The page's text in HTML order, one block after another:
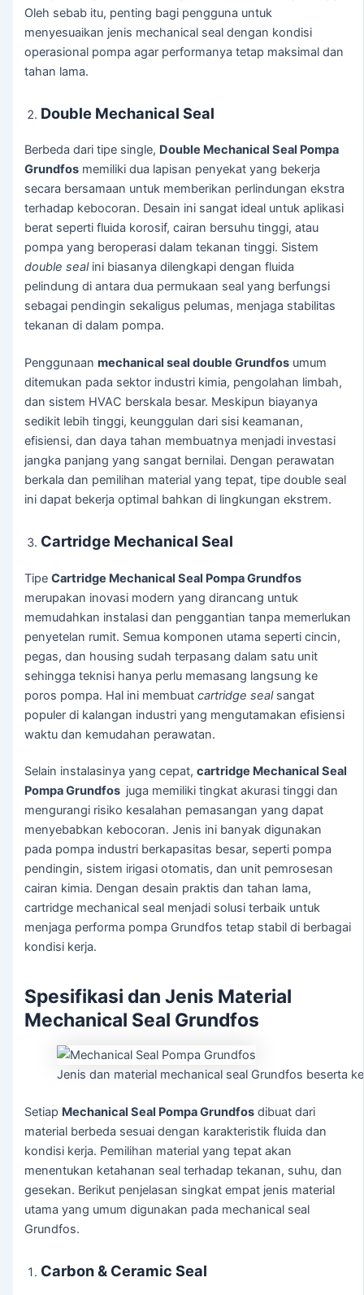
Oleh sebab itu, penting bagi pengguna untuk
menyesuaikan jenis mechanical seal dengan kondisi
operasional pompa agar performanya tetap maksimal dan
tahan lama.
Double Mechanical Seal
Berbeda dari tipe single, Double Mechanical Seal Pompa
Grundfos memiliki dua lapisan penyekat yang bekerja
secara bersamaan untuk memberikan perlindungan ekstra
terhadap kebocoran. Desain ini sangat ideal untuk aplikasi
berat seperti fluida korosif, cairan bersuhu tinggi, atau
pompa yang beroperasi dalam tekanan tinggi. Sistem
double sealini biasanya dilengkapi dengan fluida
pelindung di antara dua permukaan seal yang berfungsi
sebagai pendingin sekaligus pelumas, menjaga stabilitas
tekanan di dalam pompa.
Penggunaanmechanical seal double Grundfos umum
ditemukan pada sektor industri kimia, pengolahan limbah,
dan sistem HVAC berskala besar. Meskipun biayanya
sedikit lebih tinggi, keunggulan dari sisi keamanan,
efisiensi, dan daya tahan membuatnya menjadi investasi
jangka panjang yang sangat bernilai. Dengan perawatan
berkala dan pemilihan material yang tepat, tipe double seal
ini dapat bekerja optimal bahkan di lingkungan ekstrem.
Cartridge Mechanical Seal
TipeCartridge Mechanical Seal Pompa Grundfos
merupakan inovasi modern yang dirancang untuk
memudahkan instalasi dan penggantian tanpa memerlukan
penyetelan rumit. Semua komponen utama seperti cincin,
pegas, dan housing sudah terpasang dalam satu unit
sehingga teknisi hanya perlu memasang langsung ke
poros pompa. Hal ini membuatcartridge sealsangat
populer di kalangan industri yang mengutamakan efisiensi
waktu dan kemudahan perawatan.
Selain instalasinya yang cepat,cartridge Mechanical Seal
Pompa Grundfos juga memiliki tingkat akurasi tinggi dan
mengurangi risiko kesalahan pemasangan yang dapat
menyebabkan kebocoran. Jenis ini banyak digunakan
pada pompa industri berkapasitas besar, seperti pompa
pendingin, sistem irigasi otomatis, dan unit pemrosesan
cairan kimia. Dengan desain praktis dan tahan lama,
cartridge mechanical seal menjadi solusi terbaik untuk
menjaga performa pompa Grundfos tetap stabil di berbagai
kondisi kerja.
Spesifikasi dan Jenis Material
Mechanical Seal Grundfos
Jenis dan material mechanical seal Grundfos beserta
Setiap Mechanical Seal Pompa Grundfos dibuat dari
material berbeda sesuai dengan karakteristik fluida dan
kondisi kerja. Pemilihan material yang tepat akan
menentukan ketahanan seal terhadap tekanan, suhu, dan
gesekan. Berikut penjelasan singkat empat jenis material
utama yang umum digunakan pada mechanical seal
Grundfos.
Carbon & Ceramic Seal